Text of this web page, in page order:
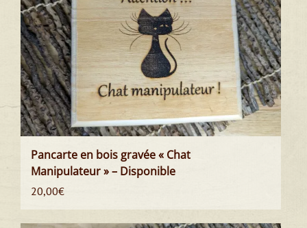
Pancarte en bois gravée « Chat
Manipulateur » – Disponible
20,00€